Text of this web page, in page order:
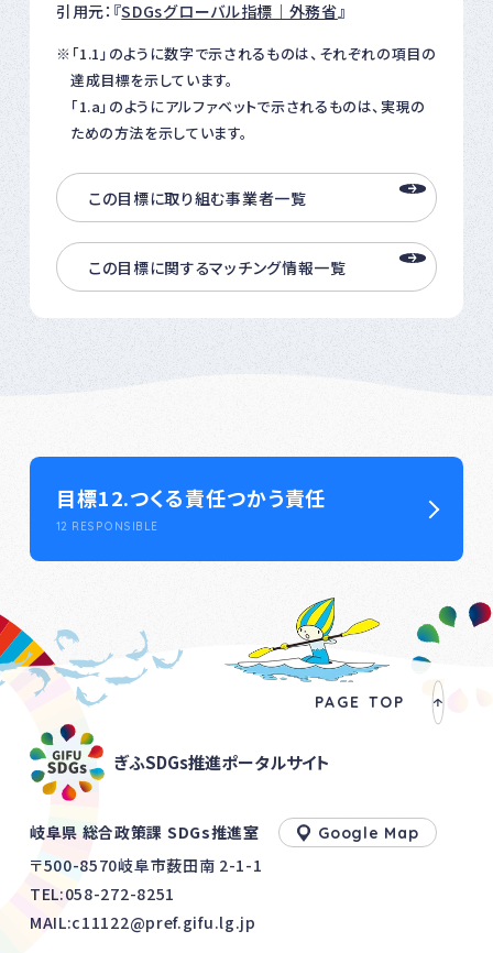
引用元：『SDGsグローバル指標｜外務省 』
「1.1」のように数字で示されるものは、それぞれの項目の
達成目標を示しています。
「1.a」のようにアルファベットで示されるものは、実現の
ための方法を示しています。
この目標に取り組む事業者一覧
この目標に関するマッチング情報一覧
目標12.つくる責任つかう責任
12 RESPONSIBLE
PAGE TOP
ぎふSDGs推進ポータルサイト
岐阜県 総合政策課 SDGs推進室 Google Map
〒500-8570岐阜市薮田南 2-1-1
TEL:058-272-8251
MAIL:c11122@pref.gifu.lg.jp